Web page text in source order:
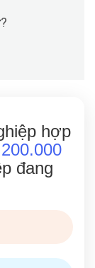
hợp
200.000
đang